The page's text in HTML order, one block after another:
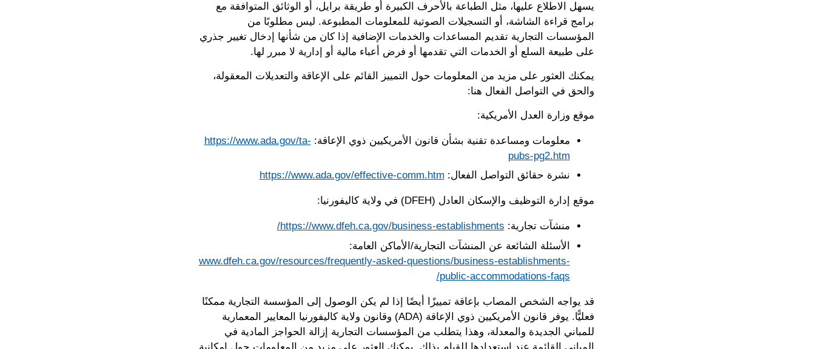
يسهل الاطلاع عليها، مثل الطباعة بالأحرف الكبيرة أو طريقة برايل، أو الوثائق المتوافقة مع
برامج قراءة الشاشة، أو التسجيلات الصوتية للمعلومات المطبوعة. ليس مطلوبًا من
المؤسسات التجارية تقديم المساعدات والخدمات الإضافية إذا كان من شأنها إدخال تغيير جذري
على طبيعة السلع أو الخدمات التي تقدمها أو فرض أعباء مالية أو إدارية لا مبرر لها.
يمكنك العثور على مزيد من المعلومات حول التمييز القائم على الإعاقة والتعديلات المعقولة،
والحق في التواصل الفعال هنا:
موقع وزارة العدل الأمريكية:
معلومات ومساعدة تقنية بشأن قانون الأمريكيين ذوي الإعاقة: https://www.ada.gov/ta-
pubs-pg2.htm
نشرة حقائق التواصل الفعال: https://www.ada.gov/effective-comm.htm
موقع إدارة التوظيف والإسكان العادل (DFEH) في ولاية كاليفورنيا:
منشآت تجارية: https://www.dfeh.ca.gov/business-establishments/
الأسئلة الشائعة عن المنشآت التجارية/الأماكن العامة:
www.dfeh.ca.gov/resources/frequently-asked-questions/business-establishments-
public-accommodations-faqs/
قد يواجه الشخص المصاب بإعاقة تمييزًا أيضًا إذا لم يكن الوصول إلى المؤسسة التجارية ممكنًا
فعليًّا. يوفر قانون الأمريكيين ذوي الإعاقة (ADA) وقانون ولاية كاليفورنيا المعايير المعمارية
للمباني الجديدة والمعدلة، وهذا يتطلب من المؤسسات التجارية إزالة الحواجز المادية في
المباني القائمة عند استعدادها للقيام بذلك. يمكنك العثور على مزيد من المعلومات حول إمكانية